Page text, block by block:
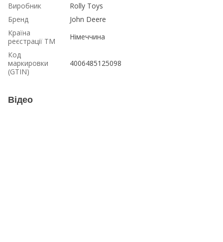
Виробник
Rolly Toys
Бренд
John Deere
Країна
реєстрації ТМ
Німеччина
Код
маркировки
(GTIN)
4006485125098
Відео